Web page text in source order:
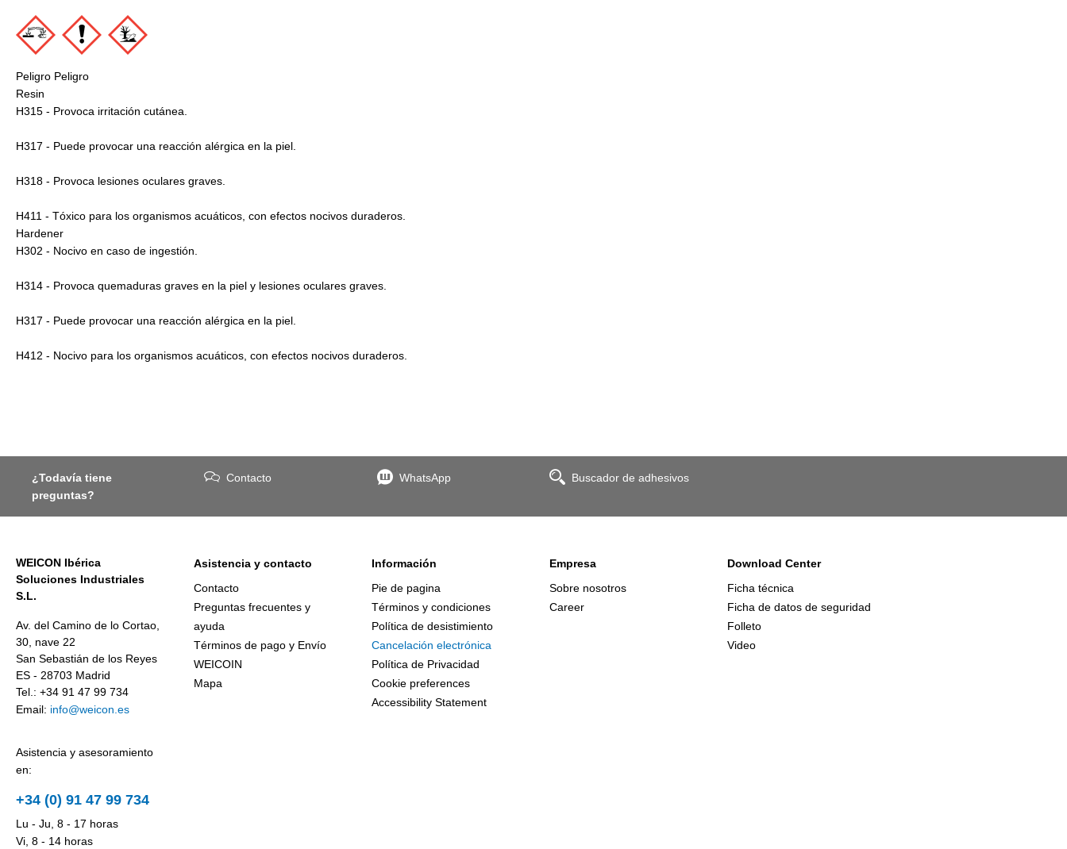
Peligro Peligro
Resin
H315 - Provoca irritación cutánea.
H317 - Puede provocar una reacción alérgica en la piel.
H318 - Provoca lesiones oculares graves.
H411 - Tóxico para los organismos acuáticos, con efectos nocivos duraderos.
Hardener
H302 - Nocivo en caso de ingestión.
H314 - Provoca quemaduras graves en la piel y lesiones oculares graves.
H317 - Puede provocar una reacción alérgica en la piel.
H412 - Nocivo para los organismos acuáticos, con efectos nocivos duraderos.
¿Todavía tiene
preguntas?
Contacto WhatsApp Buscador de adhesivos
WEICON Ibérica
Soluciones Industriales
S.L.
Av. del Camino de lo Cortao,
30, nave 22
San Sebastián de los Reyes
ES - 28703 Madrid
Tel.: +34 91 47 99 734
Email: info@weicon.es
Asistencia y asesoramiento
en:
+34 (0) 91 47 99 734
Lu - Ju, 8 - 17 horas
Vi, 8 - 14 horas
Asistencia y contacto
Contacto
Preguntas frecuentes y
ayuda
Términos de pago y Envío
WEICOIN
Mapa
Información
Pie de pagina
Términos y condiciones
Política de desistimiento
Cancelación electrónica
Política de Privacidad
Cookie preferences
Accessibility Statement
Empresa
Sobre nosotros
Career
Download Center
Ficha técnica
Ficha de datos de seguridad
Folleto
Video